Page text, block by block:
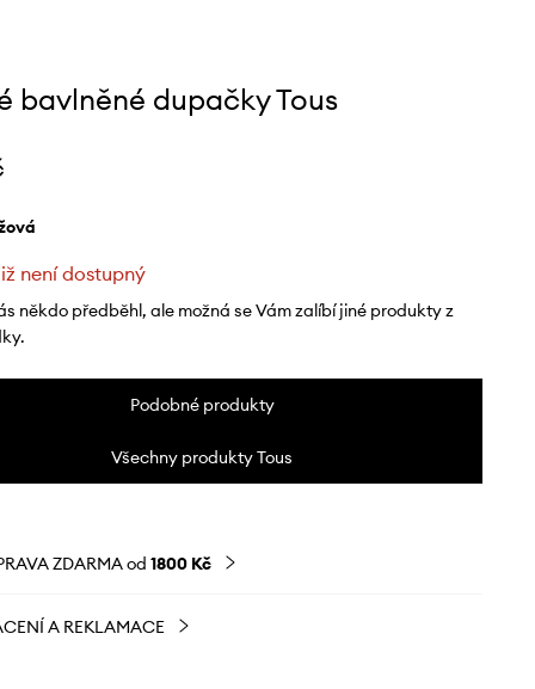
bavlněné dupačky Tous
není dostupný
někdo předběhl, ale možná se Vám zalíbí jiné produkty z
Podobné produkty
Všechny produkty Tous
ZDARMA od 1800 Kč
A REKLAMACE